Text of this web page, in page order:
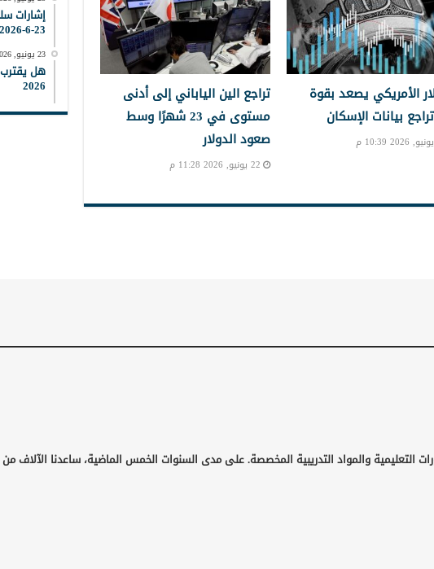
الأمريكي يصعد بقوة
بيانات الإسكان
تراجع الين الياباني إلى أدنى
مستوى في 23 شهرًا وسط
صعود الدولار
22 يونيو, 2026 11:28 م
إشارات
23-6-2026
23 يونيو, 2026 9:30 ص
2026
التعليمية والمواد التدريبية المخصصة. على مدى السنوات الخمس الماضية، ساعدنا الآلاف